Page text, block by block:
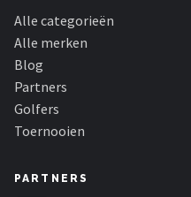
Alle categorieën
Alle merken
Blog
Partners
Golfers
Toernooien
PARTNERS